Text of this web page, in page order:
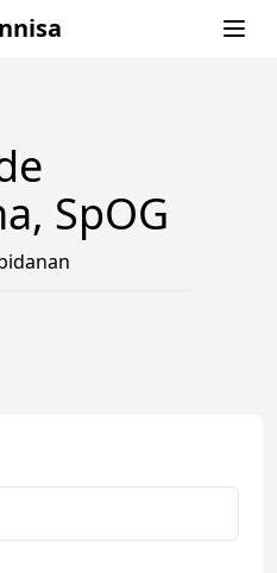
SpOG